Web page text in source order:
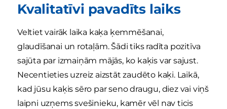
Kvalitatīvi pavadīts laiks
Veltiet vairāk laika kaķa ķemmēšanai,
glaudīšanai un rotaļām. Šādi tiks radīta pozitīva
sajūta par izmaiņām mājās, ko kaķis var sajust.
Necentieties uzreiz aizstāt zaudēto kaķi. Laikā,
kad jūsu kaķis sēro par seno draugu, diez vai viņš
laipni uzņems svešinieku, kamēr vēl nav ticis